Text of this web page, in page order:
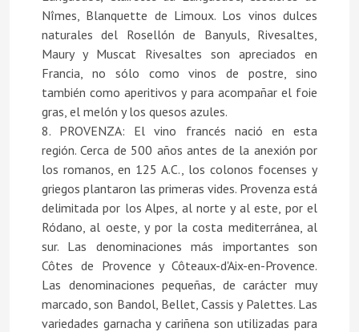
Nîmes, Blanquette de Limoux. Los vinos dulces
naturales del Rosellón de Banyuls, Rivesaltes,
Maury y Muscat Rivesaltes son apreciados en
Francia, no sólo como vinos de postre, sino
también como aperitivos y para acompañar el foie
gras, el melón y los quesos azules.
8. PROVENZA: El vino francés nació en esta
región. Cerca de 500 años antes de la anexión por
los romanos, en 125 A.C., los colonos focenses y
griegos plantaron las primeras vides. Provenza está
delimitada por los Alpes, al norte y al este, por el
Ródano, al oeste, y por la costa mediterránea, al
sur. Las denominaciones más importantes son
Côtes de Provence y Côteaux-d'Aix-en-Provence.
Las denominaciones pequeñas, de carácter muy
marcado, son Bandol, Bellet, Cassis y Palettes. Las
variedades garnacha y cariñena son utilizadas para